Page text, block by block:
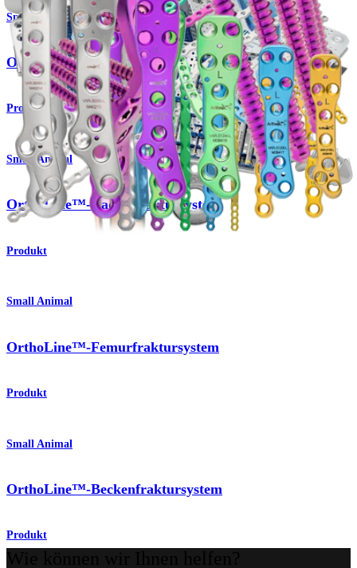
Small Animal
OrthoLine™-System für die distale Femurosteotomie
Produkt
Small Animal
OrthoLine™-Radiusfraktursystem
Produkt
Small Animal
OrthoLine™-Femurfraktursystem
Produkt
Small Animal
OrthoLine™-Beckenfraktursystem
Produkt